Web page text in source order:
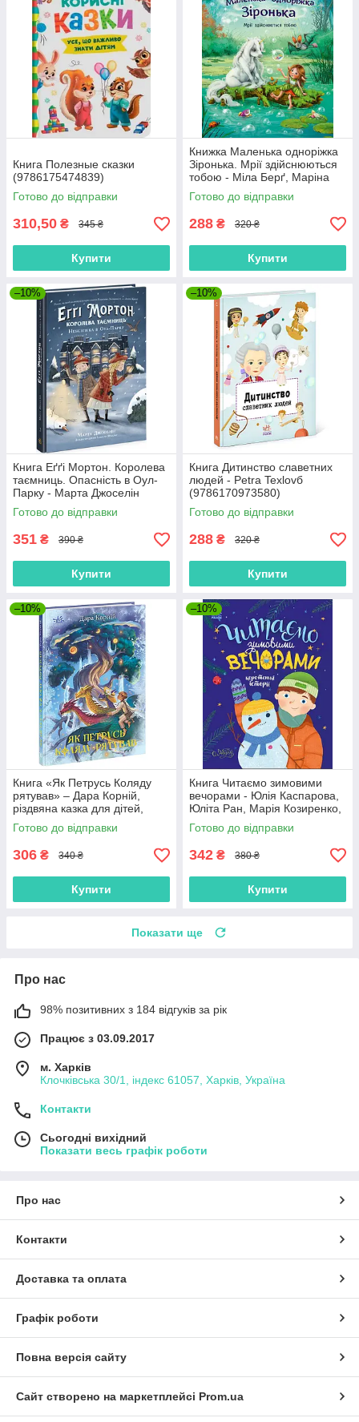
Книга Полезные сказки
(9786175474839)
Готово до відправки
310,50 ₴ 345 ₴
Купити
Книжка Маленька одноріжка
Зіронька. Мрії здійснюються
тобою - Міла Берґ, Маріна
Кремер (9786170959324)
Готово до відправки
288 ₴ 320 ₴
Купити
–10%
Книга Еґґі Мортон. Королева
таємниць. Опасність в Оул-
Парку - Марта Джоселін
(9786170971692)
Готово до відправки
351 ₴ 390 ₴
Купити
–10%
Книга Дитинство славетних
людей - Petra Texlovб
(9786170973580)
Готово до відправки
288 ₴ 320 ₴
Купити
–10%
Книга «Як Петрусь Коляду
рятував» – Дара Корній,
різдвяна казка для дітей,
зимова історія, українська
книга (9786170979926)
Готово до відправки
306 ₴ 340 ₴
Купити
–10%
Книга Читаємо зимовими
вечорами - Юлія Каспарова,
Юліта Ран, Марія Козиренко,
Ганна Макуліна, Інна
Конопленко, Катерина
Тіхозора
Готово до відправки
342 ₴ 380 ₴
Купити
Показати ще
Про нас
98% позитивних з 184 відгуків за рік
Працює з 03.09.2017
м. Харків
Клочківська 30/1, індекс 61057, Харків, Україна
Контакти
Сьогодні вихідний
Показати весь графік роботи
Про нас
Контакти
Доставка та оплата
Графік роботи
Повна версія сайту
Сайт створено на маркетплейсі Prom.ua